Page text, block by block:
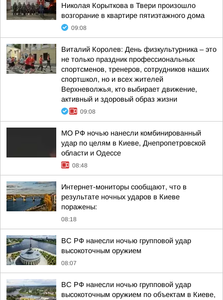
Николая Корыткова в Твери произошло
возгорание в квартире пятиэтажного дома
09:08
Виталий Королев: День физкультурника – это
не только праздник профессиональных
спортсменов, тренеров, сотрудников наших
спортшкол, но и всех жителей
Верхневолжья, кто выбирает движение,
активный и здоровый образ жизни
09:08
МО РФ ночью нанесли комбинированный
удар по целям в Киеве, Днепропетровской
области и Одессе
08:48
Интернет-мониторы сообщают, что в
результате ночных ударов в Киеве
поражены:
08:18
ВС РФ нанесли ночью групповой удар
высокоточным оружием
08:07
ВС РФ нанесли ночью групповой удар
высокоточным оружием по объектам в Киеве,